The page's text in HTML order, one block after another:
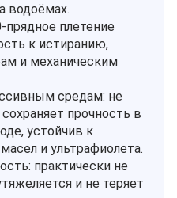
водоёмах.
плетение
к истиранию,
и механическим
средам: не
прочность в
устойчив к
и ультрафиолета.
практически не
и не теряет